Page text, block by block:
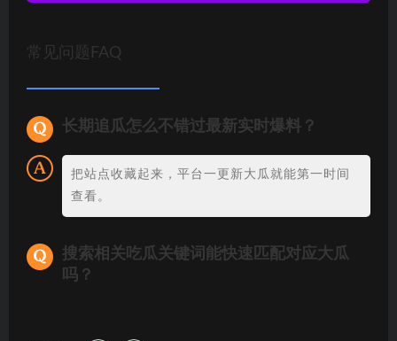
常见问题FAQ
长期追瓜怎么不错过最新实时爆料？
把站点收藏起来，平台一更新大瓜就能第一时间
查看。
搜索相关吃瓜关键词能快速匹配对应大瓜
吗？